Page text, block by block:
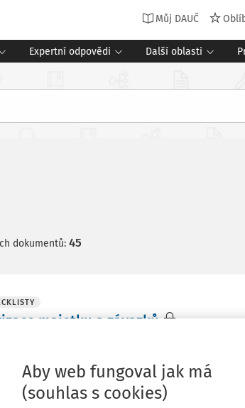
Můj DAUČ
Expertní odpovědi Další oblasti
dokumentů: 45
majetku a závazků
je základní podmínkou průkaznosti
jednotky. Pokud si chcete být při tomto
při ...
Hana Březinová CSc. Vydáno:31. 12. 2025
Aby web fungoval jak má
(souhlas s cookies)